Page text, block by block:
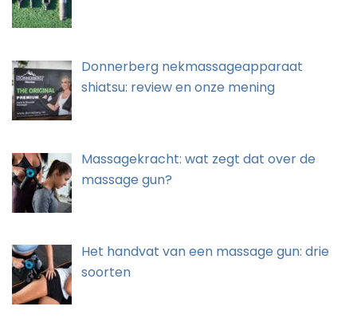
Donnerberg nekmassageapparaat
shiatsu: review en onze mening
Massagekracht: wat zegt dat over de
massage gun?
Het handvat van een massage gun: drie
soorten